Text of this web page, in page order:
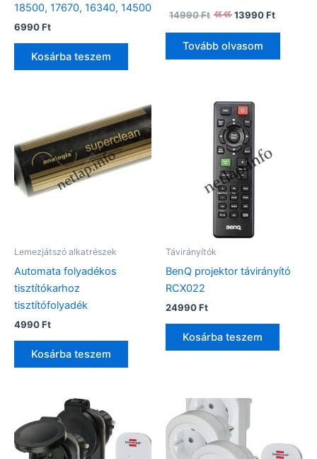
18500, 17670, 16340, 14500
6990Ft
Kosárba teszem
14990Ft
Original
price
was:
14990 Ft.
13990Ft
price
is:
Tovább olvasom
Lemezjátszó alkatrészek
Automata folyadékos
tisztítókarhoz
tisztítófolyadék
4990Ft
Kosárba teszem
Távirányítók
BenQ projektor távirányító
RCX022
24990Ft
Kosárba teszem